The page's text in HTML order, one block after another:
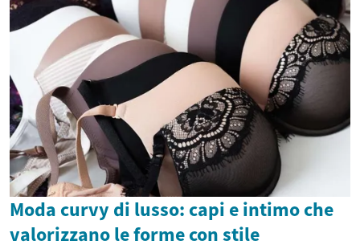
Moda curvy di lusso: capi e intimo che
valorizzano le forme con stile